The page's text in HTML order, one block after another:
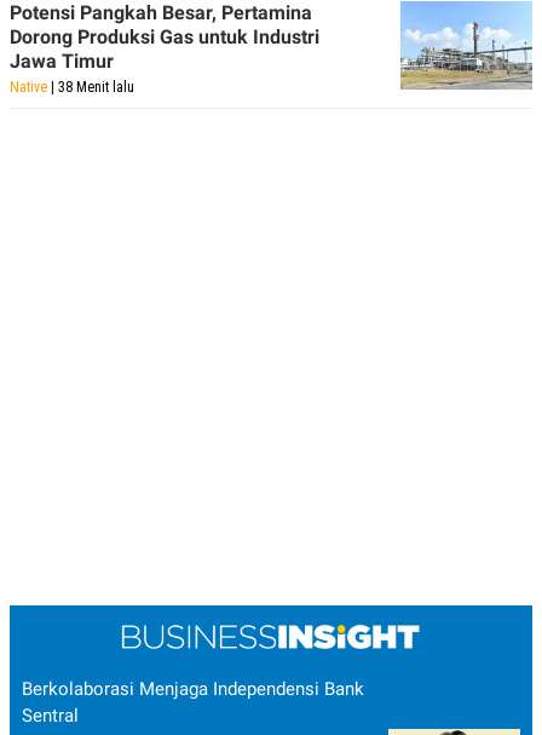
Potensi Pangkah Besar, Pertamina
Dorong Produksi Gas untuk Industri
Jawa Timur
Native | 38 Menit lalu
Berkolaborasi Menjaga Independensi Bank
Sentral